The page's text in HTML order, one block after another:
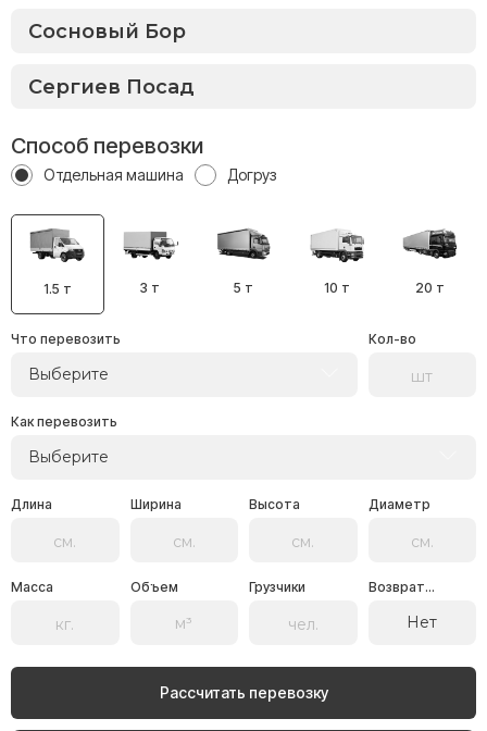
Способ перевозки
Отдельная машина Догруз
1.5 т 3 т 5 т 10 т 20 т
Что перевозить
Выберите
Кол-во
Как перевозить
Выберите
Длина Ширина Высота Диаметр
Масса Объем Грузчики Возврат...
Нет
Рассчитать перевозку